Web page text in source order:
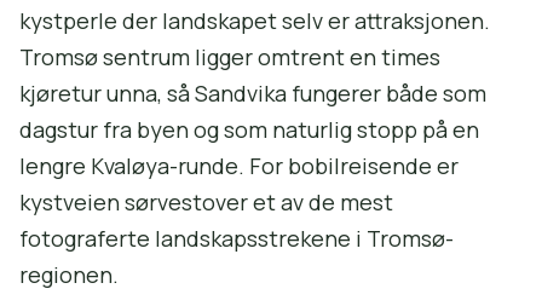
kystperle der landskapet selv er attraksjonen.
Tromsø sentrum ligger omtrent en times
kjøretur unna, så Sandvika fungerer både som
dagstur fra byen og som naturlig stopp på en
lengre Kvaløya-runde. For bobilreisende er
kystveien sørvestover et av de mest
fotograferte landskapsstrekene i Tromsø-
regionen.